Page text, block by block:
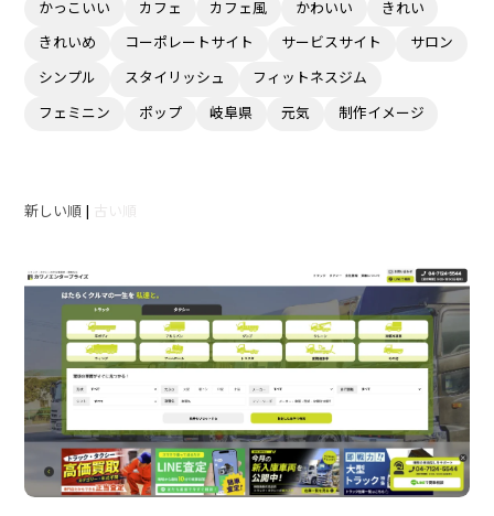
かっこいい カフェ カフェ風 かわいい きれい
きれいめ コーポレートサイト サービスサイト サロン
シンプル スタイリッシュ フィットネスジム
フェミニン ポップ 岐阜県 元気 制作イメージ
新しい順 古い順